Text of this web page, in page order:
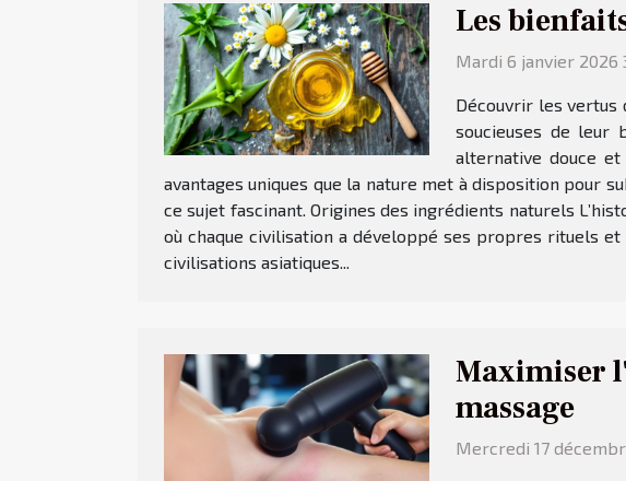
Les
Mardi 6 janvier 2026
Découvrir les vertus
soucieuses de leur
alternative douce
avantages uniques que la nature met à disposition pour
ce sujet fascinant. Origines des ingrédients naturels
où chaque civilisation a développé ses propres rituels
civilisations asiatiques...
Maximiser
massage
Mercredi 17